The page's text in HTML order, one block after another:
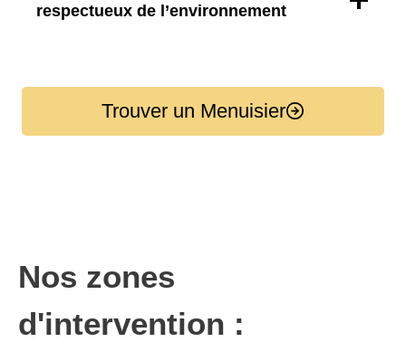
respectueux de l’environnement
Trouver un Menuisier
Nos zones
d'intervention :